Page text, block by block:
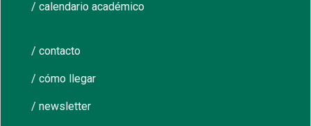
/ calendario académico
/ contacto
/ cómo llegar
/ newsletter